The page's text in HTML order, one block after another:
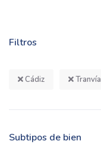
Filtros
Cádiz Tranvía
Subtipos de bien